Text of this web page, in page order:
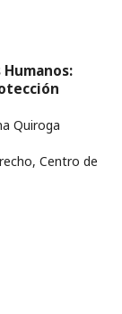
Quiroga
Centro de